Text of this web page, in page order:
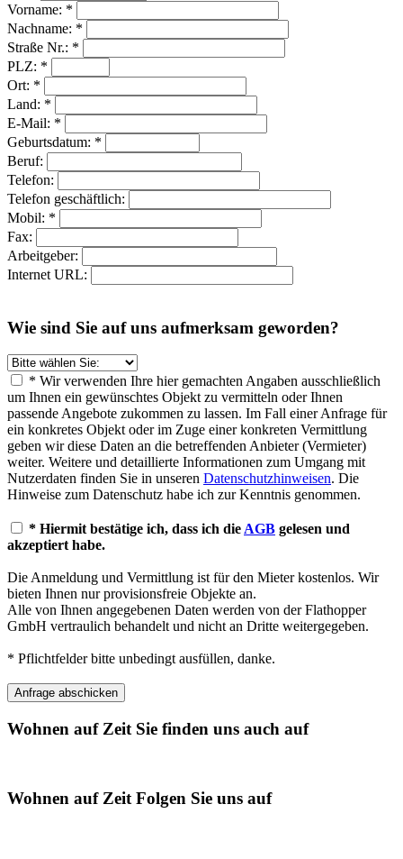
Vorname: *
Nachname: *
Straße Nr.: *
PLZ: *
Ort: *
Land: *
E-Mail: *
Geburtsdatum: *
Beruf:
Telefon:
Telefon geschäftlich:
Mobil: *
Fax:
Arbeitgeber:
Internet URL:
Wie sind Sie auf uns aufmerksam geworden?
* Wir verwenden Ihre hier gemachten Angaben ausschließlich
um Ihnen ein gewünschtes Objekt zu vermitteln oder Ihnen
passende Angebote zukommen zu lassen. Im Fall einer Anfrage für
ein konkretes Objekt oder im Zuge einer konkreten Vermittlung
geben wir diese Daten an die betreffenden Anbieter (Vermieter)
weiter. Weitere und detaillierte Informationen zum Umgang mit
Nutzerdaten finden Sie in unseren Datenschutzhinweisen. Die
Hinweise zum Datenschutz habe ich zur Kenntnis genommen.
* Hiermit bestätige ich, dass ich die AGB gelesen und
akzeptiert habe.
Die Anmeldung und Vermittlung ist für den Mieter kostenlos. Wir
bieten Ihnen nur provisionsfreie Objekte an.
Alle von Ihnen angegebenen Daten werden von der Flathopper
GmbH vertraulich behandelt und nicht an Dritte weitergegeben.
* Pflichtfelder bitte unbedingt ausfüllen, danke.
Wohnen auf Zeit Sie finden uns auch auf
Wohnen auf ZeitFolgen Sie uns auf